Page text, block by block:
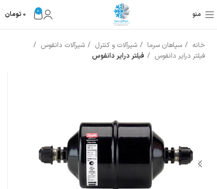
منو 0
0 تومان
خانه سپاهان سرما شیرآلات و کنترل
شیرآلات دانفوس
فیلتر درایر دانفوس
فیلتر درایر دانفوس